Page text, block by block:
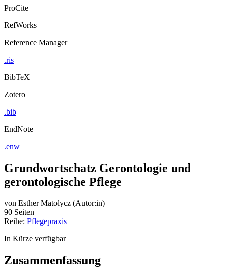
ProCite
RefWorks
Reference Manager
.ris
BibTeX
Zotero
.bib
EndNote
.enw
Grundwortschatz Gerontologie und
gerontologische Pflege
von Esther Matolycz (Autor:in)
90 Seiten
Reihe: Pflegepraxis
In Kürze verfügbar
Zusammenfassung